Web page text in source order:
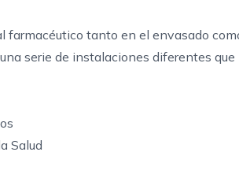
farmacéutico tanto en el envasado
serie de instalaciones diferentes que
Salud